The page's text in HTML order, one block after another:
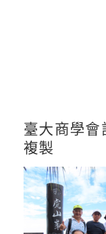
臺大商學
複製